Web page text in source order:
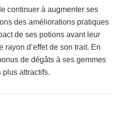
continuer à augmenter ses
des améliorations pratiques
de ses potions avant leur
rayon d’effet de son trait. En
de dégâts à ses gemmes
plus attractifs.